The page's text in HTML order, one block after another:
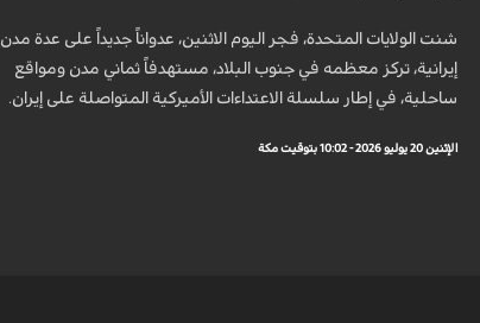
شنت الولايات المتحدة، فجر اليوم الاثنين، عدواناً جديداً على عدة مدن
إيرانية، تركز معظمه في جنوب البلاد، مستهدفاً ثماني مدن ومواقع
ساحلية، في إطار سلسلة الاعتداءات الأميركية المتواصلة على إيران.
الإثنين 20 يوليو 2026 - 10:02 بتوقيت مكة